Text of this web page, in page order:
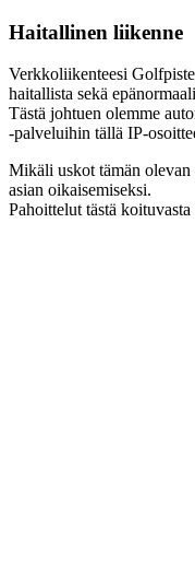
Haitallinen liikenne
Verkkoliikenteesi
haitallista sekä
Tästä johtuen olemme
-palveluihin tällä IP-
Mikäli uskot tämän
asian oikaisemiseksi.
Pahoittelut tästä koituvasta